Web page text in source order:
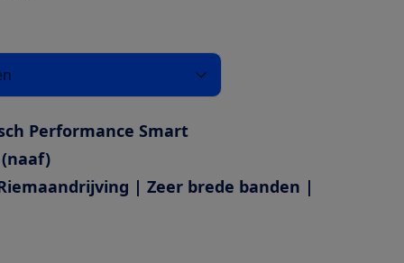
Performance Smart
| Zeer brede banden |